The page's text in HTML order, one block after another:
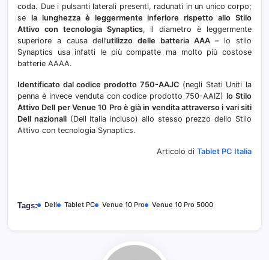
coda. Due i pulsanti laterali presenti, radunati in un unico corpo;
se la lunghezza è leggermente inferiore rispetto allo Stilo
Attivo con tecnologia Synaptics, il diametro è leggermente
superiore a causa dell’utilizzo delle batteria AAA– lo stilo
Synaptics usa infatti le più compatte ma molto più costose
batterie AAAA.
Identificato dal codice prodotto 750-AAJC (negli Stati Uniti la
penna è invece venduta con codice prodotto 750-AAIZ) lo Stilo
Attivo Dell per Venue 10 Pro è già in vendita attraverso i vari siti
Dell nazionali(Dell Italia incluso) allo stesso prezzo dello Stilo
Attivo con tecnologia Synaptics.
Articolo di Tablet PC Italia
Tags: Dell Tablet PC Venue 10 Pro Venue 10 Pro 5000